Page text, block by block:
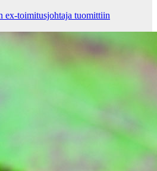
toimitusjohtaja tuomittiin